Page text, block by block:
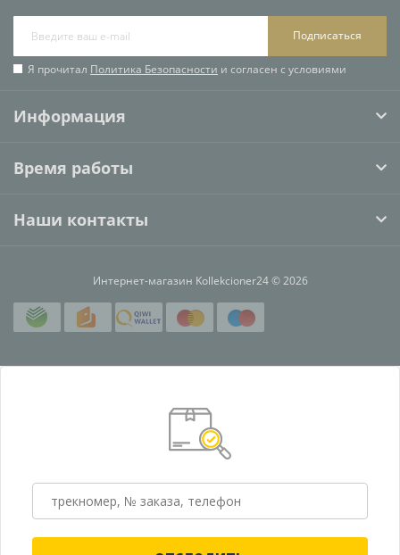
Подписаться
Я прочитал Политика Безопасности и согласен с условиями
Информация
Время работы
Наши контакты
Интернет-магазин Kollekcioner24 © 2026